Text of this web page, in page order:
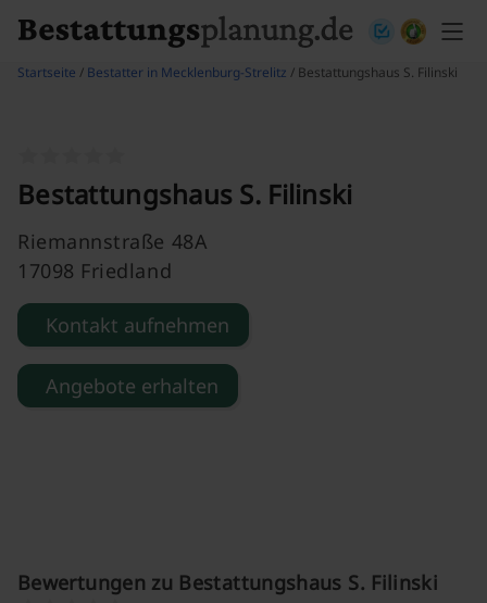
Startseite / Bestatter in Mecklenburg-Strelitz / Bestattungshaus S. Filinski
Bestattungshaus S. Filinski
Riemannstraße 48A
17098 Friedland
Kontakt aufnehmen
Angebote erhalten
Bewertungen zu Bestattungshaus S. Filinski